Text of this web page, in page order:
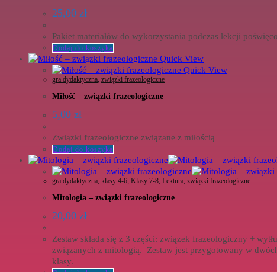
25,00 zł
Pakiet materiałów do wykorzystania podczas lekcji
Dodaj do koszyka
Quick View
Quick View
gra dydaktyczna, związki frazeologiczne
Miłość – związki frazeologiczne
5,00 zł
Związki frazeologiczne związane z miłością
Dodaj do koszyka
gra dydaktyczna, klasy 4-6, Klasy 7-8, Lektura, związki frazeologiczne
Mitologia – związki frazeologiczne
20,00 zł
Zestaw składa się z 3 części: związek frazeologiczny +
związanych z mitologią. Zestaw jest przygotowany w
klasy.